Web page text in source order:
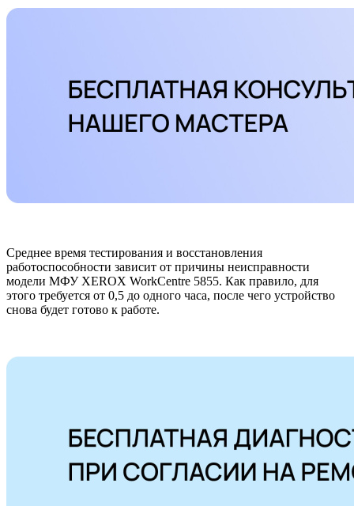
Среднее время тестирования и восстановления
работоспособности зависит от причины неисправности
модели МФУ XEROX WorkCentre 5855. Как правило, для
этого требуется от 0,5 до одного часа, после чего устройство
снова будет готово к работе.